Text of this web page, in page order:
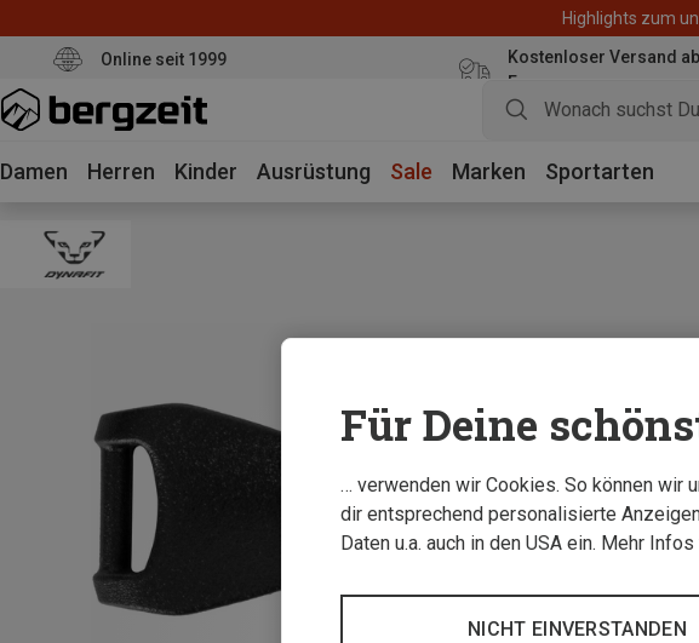
Highlights zum
Online seit 1999
Kostenloser Versand
Euro
Damen Herren Kinder Ausrüstung Sale Marken Sportarten
Für Deine
… verwenden wir Cookies. So können wir
dir entsprechend personalisierte
Daten u.a. auch in den USA ein. Mehr
NICHT EINVERSTANDEN